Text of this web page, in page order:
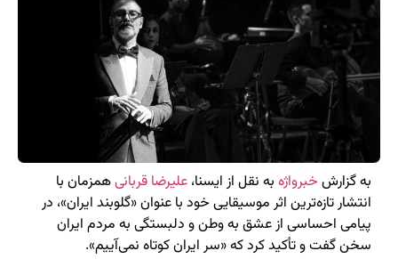
به گزارش خبرواژه به نقل از ایسنا، علیرضا قربانیهمزمان با
انتشار تازه‌ترین اثر موسیقایی خود با عنوان «گلوبند ایران»، در
پیامی احساسی از عشق به وطن و دلبستگی به مردم ایران
سخن گفت و تأکید کرد که «سر ایران کوتاه نمی‌آییم».